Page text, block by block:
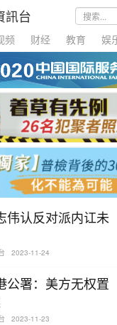
訊台
频 财经 教育 娱
伟认反对派内讧未
2023-11-24
公署：美方无权置
2023-11-23